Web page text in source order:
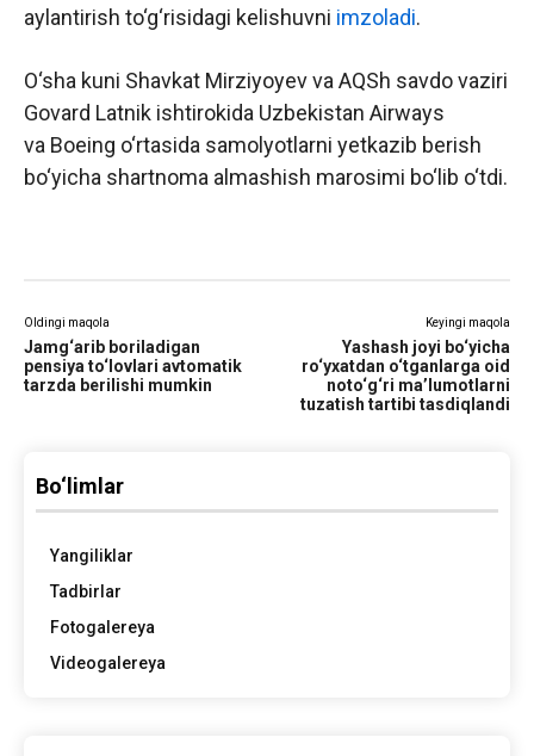
aylantirish to‘g‘risidagi kelishuvni imzoladi.
O‘sha kuni Shavkat Mirziyoyev va AQSh savdo vaziri
Govard Latnik ishtirokida Uzbekistan Airways
va Boeing o‘rtasida samolyotlarni yetkazib berish
bo‘yicha shartnoma almashish marosimi bo‘lib o‘tdi.
Oldingi maqola
Jamg‘arib boriladigan
pensiya to‘lovlari avtomatik
tarzda berilishi mumkin
Keyingi maqola
Yashash joyi bo‘yicha
ro‘yxatdan o‘tganlarga oid
noto‘g‘ri maʼlumotlarni
tuzatish tartibi tasdiqlandi
Bo‘limlar
Yangiliklar
Tadbirlar
Fotogalereya
Videogalereya